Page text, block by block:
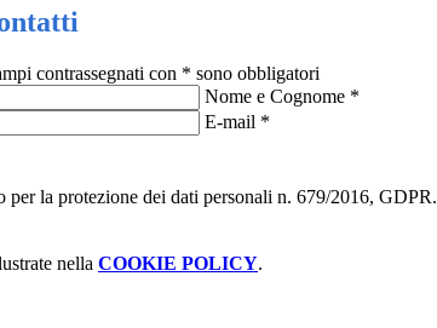
contrassegnati con * sono obbligatori
Nome e Cognome *
E-mail *
la protezione dei dati personali n. 679/2016, GDPR.
nella COOKIE POLICY.